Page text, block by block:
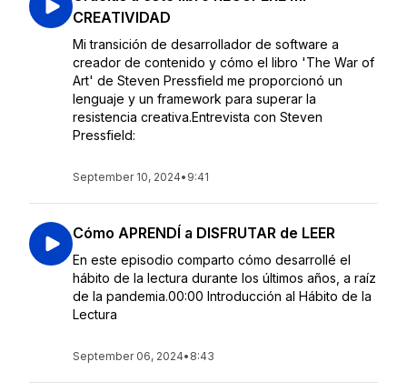
CREATIVIDAD
Mi transición de desarrollador de software a
creador de contenido y cómo el libro 'The War of
Art' de Steven Pressfield me proporcionó un
lenguaje y un framework para superar la
resistencia creativa.Entrevista con Steven
Pressfield:
September 10, 2024• 9:41
Cómo APRENDÍ a DISFRUTAR de LEER
En este episodio comparto cómo desarrollé el
hábito de la lectura durante los últimos años, a raíz
de la pandemia.00:00 Introducción al Hábito de la
Lectura
September 06, 2024• 8:43